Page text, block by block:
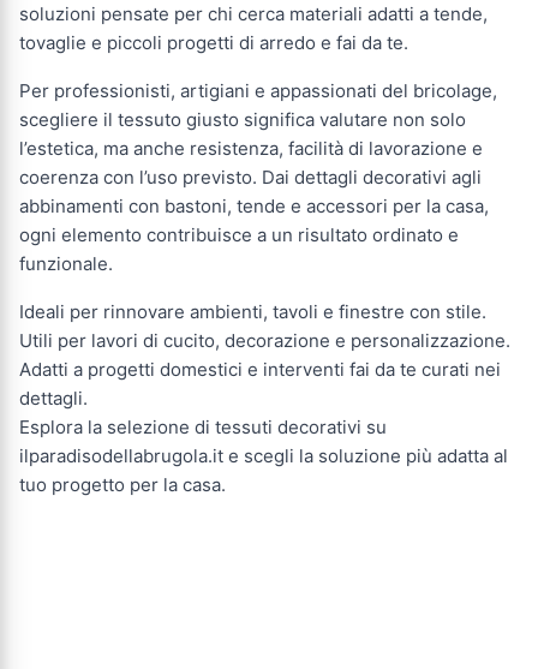
soluzioni pensate per chi cerca materiali adatti a tende,
tovaglie e piccoli progetti di arredo e fai da te.
Per professionisti, artigiani e appassionati del bricolage,
scegliere il tessuto giusto significa valutare non solo
l’estetica, ma anche resistenza, facilità di lavorazione e
coerenza con l’uso previsto. Dai dettagli decorativi agli
abbinamenti con bastoni, tende e accessori per la casa,
ogni elemento contribuisce a un risultato ordinato e
funzionale.
Ideali per rinnovare ambienti, tavoli e finestre con stile.
Utili per lavori di cucito, decorazione e personalizzazione.
Adatti a progetti domestici e interventi fai da te curati nei
dettagli.
Esplora la selezione di tessuti decorativi su
ilparadisodellabrugola.it e scegli la soluzione più adatta al
tuo progetto per la casa.